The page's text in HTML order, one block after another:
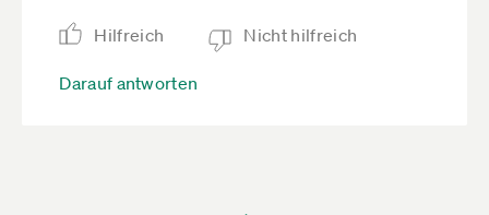
Hilfreich Nicht hilfreich
Darauf antworten